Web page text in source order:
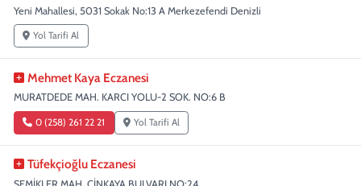
Yeni Mahallesi, 5031 Sokak No:13 A Merkezefendi Denizli
Yol Tarifi Al
Mehmet Kaya Eczanesi
MURATDEDE MAH. KARCI YOLU-2 SOK. NO:6 B
0 (258) 261 22 21 Yol Tarifi Al
Tüfekçioğlu Eczanesi